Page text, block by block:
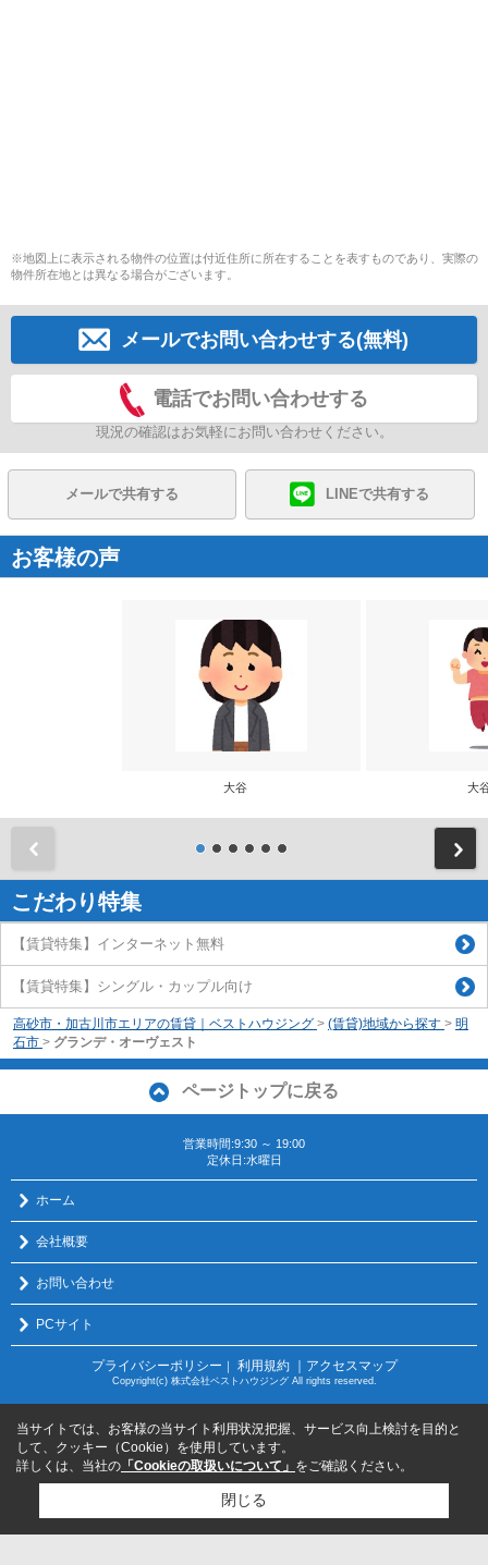
※地図上に表示される物件の位置は付近住所に所在することを表すものであり、実際の
物件所在地とは異なる場合がございます。
メールでお問い合わせする(無料)
電話でお問い合わせする
現況の確認はお気軽にお問い合わせください。
メールで共有する LINEで共有する
お客様の声
大谷 大
こだわり特集
【賃貸特集】インターネット無料
【賃貸特集】シングル・カップル向け
高砂市・加古川市エリアの賃貸｜ベストハウジング > (賃貸)地域から探す > 明
石市 > グランデ・オーヴェスト
ページトップに戻る
営業時間:9:30 ～ 19:00
定休日:水曜日
ホーム
会社概要
お問い合わせ
PCサイト
プライバシーポリシー 利用規約 ｜アクセスマップ
Copyright(c) 株式会社ベストハウジング All rights reserved.
当サイトでは、お客様の当サイト利用状況把握、サービス向上検討を目的と
して、クッキー（Cookie）を使用しています。
詳しくは、当社の 「Cookieの取扱いについて」 をご確認ください。
閉じる